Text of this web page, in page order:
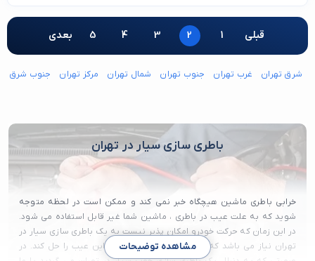
قبلی 1
2
3
4
5 بعدی
شرق تهران غرب تهران جنوب تهران شمال تهران مرکز تهران جنوب شرق
باطری سازی سیار در تهران
خرابی باطری ماشین هیچگاه خبر نمی کند و ممکن است در لحظه متوجه
شوید که به علت عیب در باطری ، ماشین شما غیر قابل استفاده می شود.
در این زمان که حرکت خودرو امکان پذیر نیست به یک باطری سازی سیار در
تهران نیاز می باشد که در سریع ترین زمان ممکن این عیب را حل کند. در
مشاهده توضیحات